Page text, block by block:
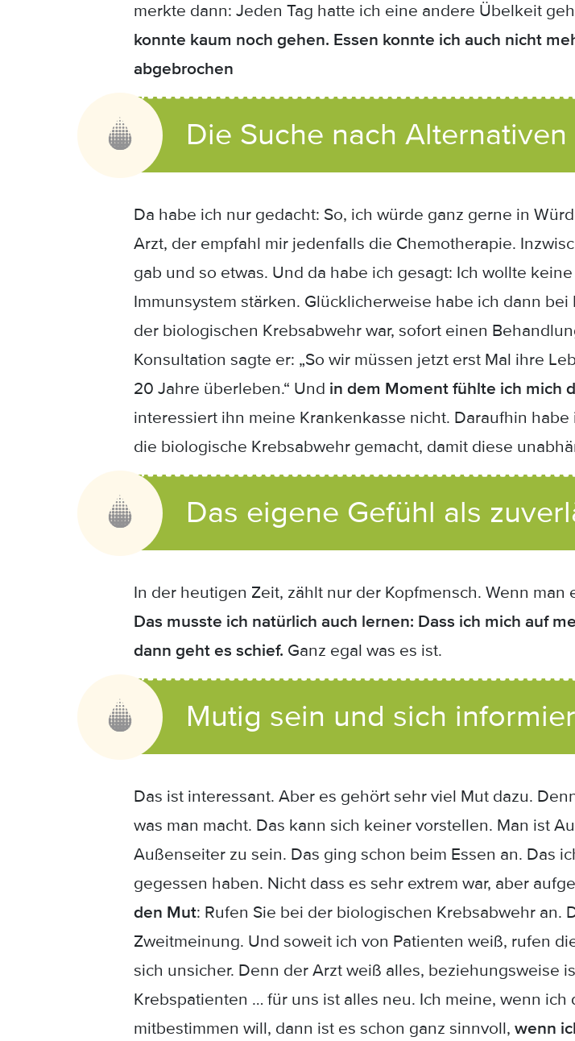
merkte dann: Jeden Tag hatte ich eine andere Übelkeit
konnte kaum noch gehen. Essen konnte ich auch nicht
abgebrochen
Die Suche nach Alternativen
Da habe ich nur gedacht: So, ich würde ganz gerne in
Arzt, der empfahl mir jedenfalls die Chemotherapie.
gab und so etwas. Und da habe ich gesagt: Ich wollte
Immunsystem stärken. Glücklicherweise habe ich dann
der biologischen Krebsabwehr war, sofort einen
Konsultation sagte er: „So wir müssen jetzt erst Mal ihre
20 Jahre überleben.“ Und in dem Moment fühlte ich mich
interessiert ihn meine Krankenkasse nicht. Daraufhin
die biologische Krebsabwehr gemacht, damit diese
Das eigene Gefühl als
In der heutigen Zeit, zählt nur der Kopfmensch. Wenn
Das musste ich natürlich auch lernen: Dass ich mich auf
dann geht es schief. Ganz egal was es ist.
Mutig sein und sich
Das ist interessant. Aber es gehört sehr viel Mut dazu.
was man macht. Das kann sich keiner vorstellen. Man ist
Außenseiter zu sein. Das ging schon beim Essen an. Das
gegessen haben. Nicht dass es sehr extrem war, aber
den Mut: Rufen Sie bei der biologischen Krebsabwehr an.
Zweitmeinung. Und soweit ich von Patienten weiß, rufen
sich unsicher. Denn der Arzt weiß alles, beziehungsweise
Krebspatienten … für uns ist alles neu. Ich meine, wenn
mitbestimmen will, dann ist es schon ganz sinnvoll, wenn